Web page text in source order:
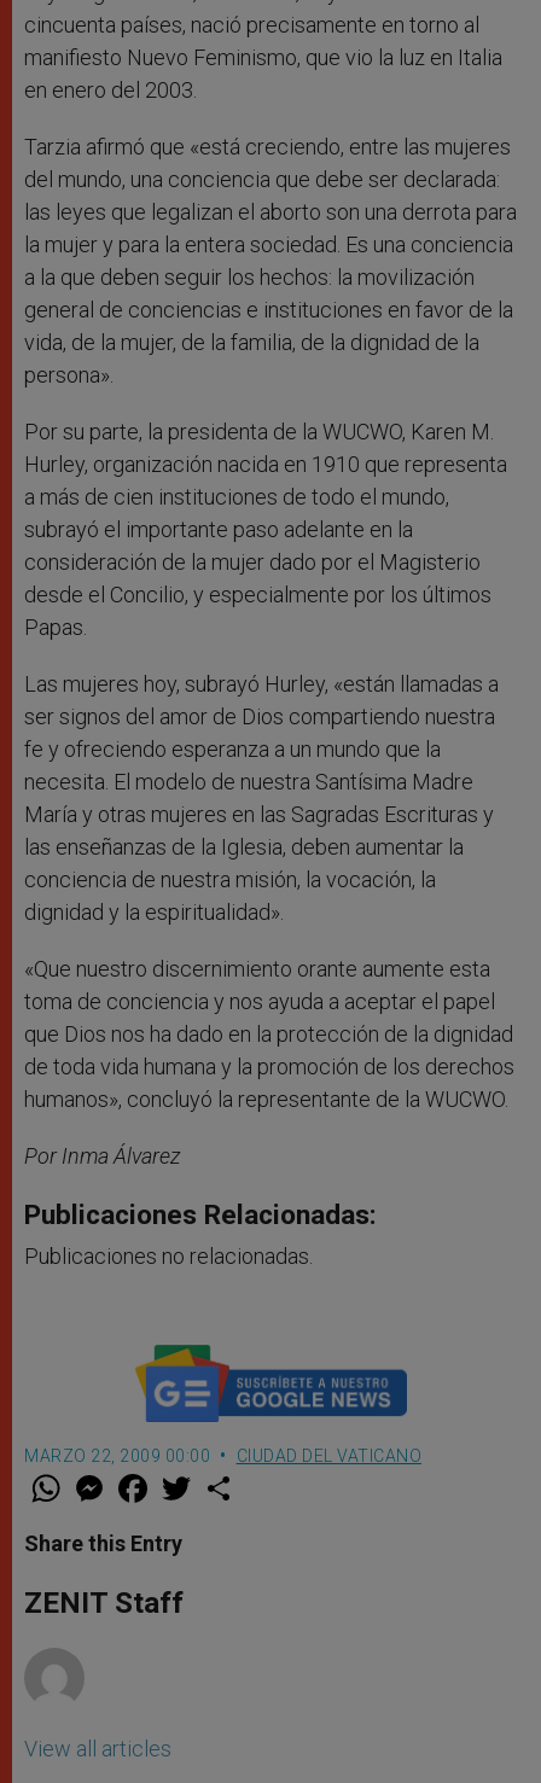
cincuenta países, nació precisamente en torno al
manifiesto Nuevo Feminismo, que vio la luz en Italia
en enero del 2003.
Tarzia afirmó que «está creciendo, entre las mujeres
del mundo, una conciencia que debe ser declarada:
las leyes que legalizan el aborto son una derrota para
la mujer y para la entera sociedad. Es una conciencia
a la que deben seguir los hechos: la movilización
general de conciencias e instituciones en favor de la
vida, de la mujer, de la familia, de la dignidad de la
persona».
Por su parte, la presidenta de la WUCWO, Karen M.
Hurley, organización nacida en 1910 que representa
a más de cien instituciones de todo el mundo,
subrayó el importante paso adelante en la
consideración de la mujer dado por el Magisterio
desde el Concilio, y especialmente por los últimos
Papas.
Las mujeres hoy, subrayó Hurley, «están llamadas a
ser signos del amor de Dios compartiendo nuestra
fe y ofreciendo esperanza a un mundo que la
necesita. El modelo de nuestra Santísima Madre
María y otras mujeres en las Sagradas Escrituras y
las enseñanzas de la Iglesia, deben aumentar la
conciencia de nuestra misión, la vocación, la
dignidad y la espiritualidad».
«Que nuestro discernimiento orante aumente esta
toma de conciencia y nos ayuda a aceptar el papel
que Dios nos ha dado en la protección de la dignidad
de toda vida humana y la promoción de los derechos
humanos», concluyó la representante de la WUCWO.
Por Inma Álvarez
Publicaciones Relacionadas:
Publicaciones no relacionadas.
MARZO 22, 2009 00:00 CIUDAD DEL VATICANO
W
t
s
p
p
M
e
s
e
g
e
F
a
e
b
o
k
w
Share this Entry
ZENIT Staff
View all articles